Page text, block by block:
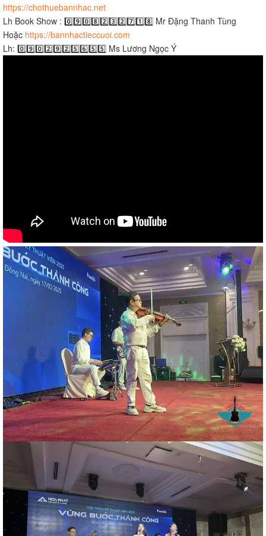
https://chothuebannhac.net
Lh Book Show : 0️⃣9️⃣0️⃣8️⃣2️⃣3️⃣2️⃣7️⃣1️⃣8️⃣ Mr Đặng Thanh Tùng
Hoặc https://bannhactieccuoi.com​​​
Lh: 0️⃣9️⃣0️⃣2️⃣9️⃣2️⃣5️⃣6️⃣5️⃣5️⃣ Ms Lương Ngọc Ý